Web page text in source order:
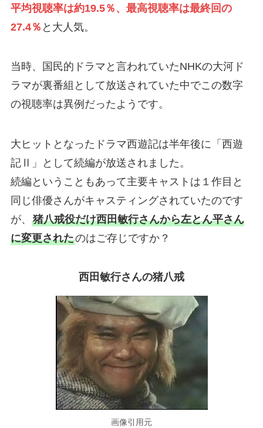
平均視聴率は約19.5％、最高視聴率は最終回の
27.4％ と大人気。
当時、国民的ドラマと言われていたNHKの大河ド
ラマが裏番組として放送されていた中でこの数字
の視聴率は異例だったようです。
大ヒットとなったドラマ西遊記は半年後に「西遊
記Ⅱ」として続編が放送されました。
続編ということもあって主要キャストは１作目と
同じ俳優さんがキャスティングされていたのです
が、 猪八戒役だけ西田敏行さんから左とん平さん
に変更されたのはご存じですか？
西田敏行さんの猪八戒
画像引用元